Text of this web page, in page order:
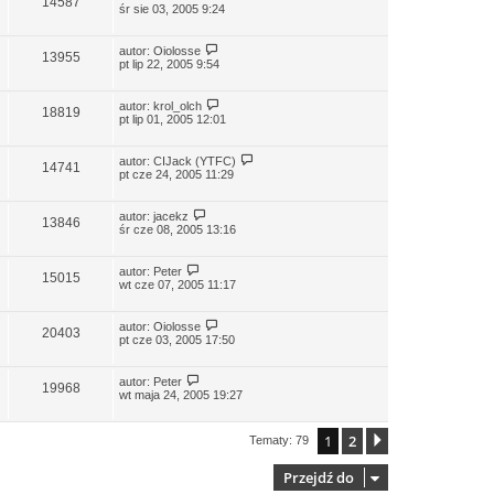
śr sie 03, 2005 9:24
13955 autor: Oiolosse
pt lip 22, 2005 9:54
18819 autor: krol_olch
pt lip 01, 2005 12:01
14741 autor: CIJack (YTFC)
pt cze 24, 2005 11:29
13846 autor: jacekz
śr cze 08, 2005 13:16
15015 autor: Peter
wt cze 07, 2005 11:17
20403 autor: Oiolosse
pt cze 03, 2005 17:50
19968 autor: Peter
wt maja 24, 2005 19:27
Tematy: 79 1 2
Przejdź do